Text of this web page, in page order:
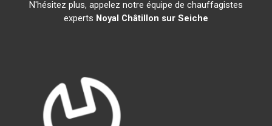
N'hésitez plus, appelez notre équipe de chauffagistes
experts Noyal Châtillon sur Seiche